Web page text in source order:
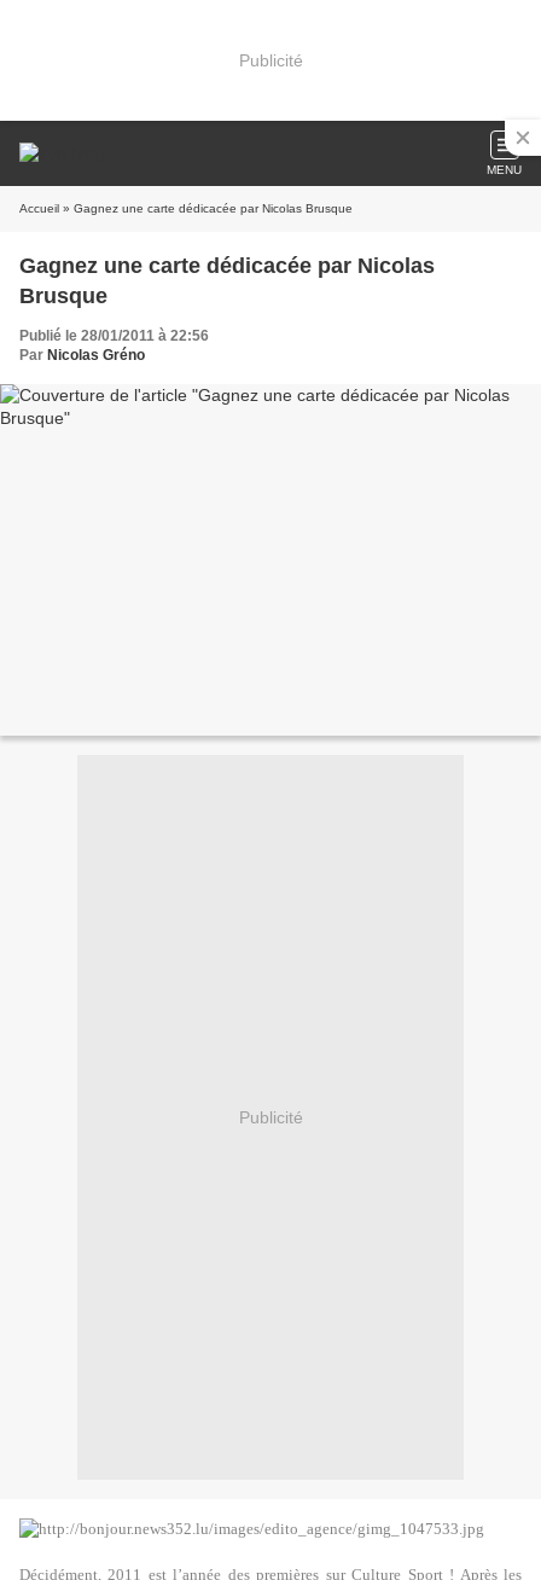
Publicité
MENU
Accueil » Gagnez une carte dédicacée par Nicolas Brusque
Gagnez une carte dédicacée par Nicolas
Brusque
Publié le 28/01/2011 à 22:56
Par Nicolas Gréno
Publicité
Décidément, 2011 est l’année des premières sur Culture Sport ! Après les